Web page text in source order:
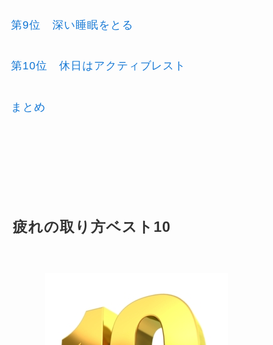
第9位 深い睡眠をとる
第10位 休日はアクティブレスト
まとめ
疲れの取り方ベスト10